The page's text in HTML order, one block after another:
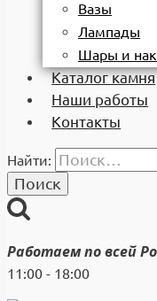
Вазы
Лампады
Шары и
Каталог камня
Наши работы
Контакты
Найти:
Работаем по всей
11:00 - 18:00